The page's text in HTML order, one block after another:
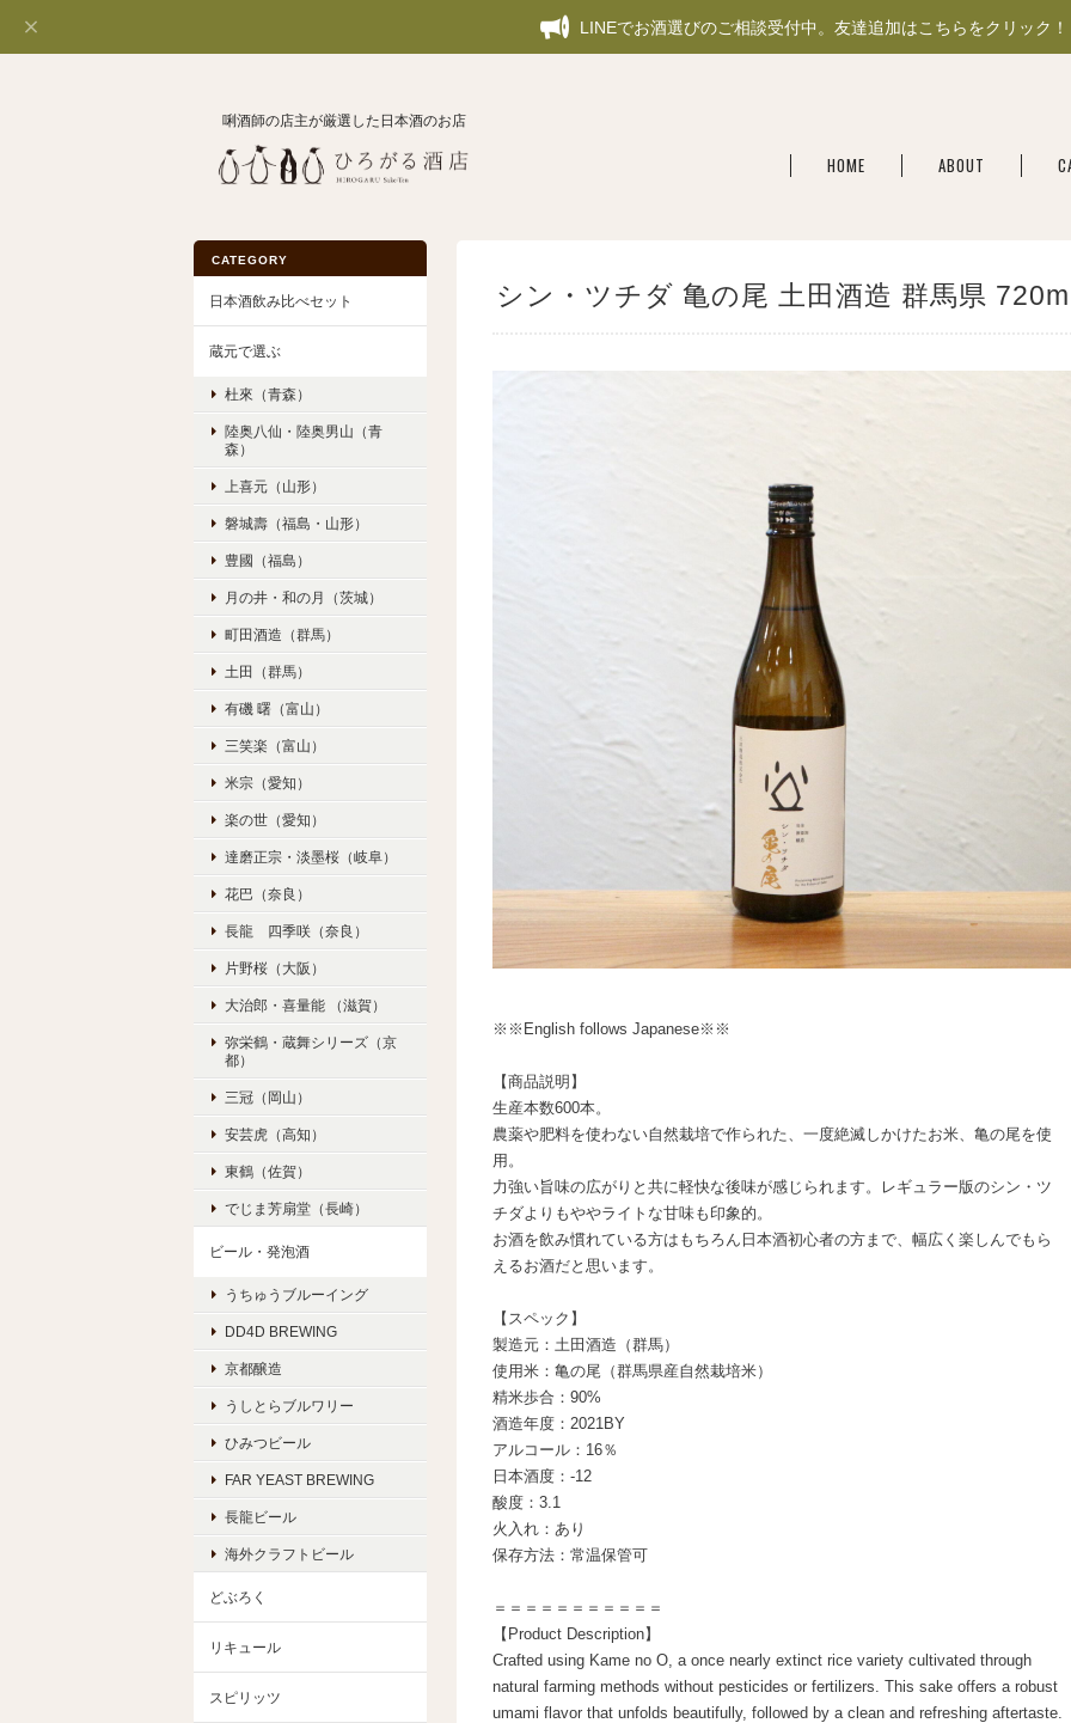
LINEでお酒選びのご相談受付中。友達追加はこちらをクリック！
唎酒師の店主が厳選した日本酒のお店
HOME ABOUT
シン・ツチダ 亀の尾 土田酒造 群馬県
※※English follows Japanese※※
【商品説明】
生産本数600本。
農薬や肥料を使わない自然栽培で作られた、一度絶滅しかけたお米、亀の尾を使
用。
力強い旨味の広がりと共に軽快な後味が感じられます。レギュラー版のシン・ツ
チダよりもややライトな甘味も印象的。
お酒を飲み慣れている方はもちろん日本酒初心者の方まで、幅広く楽しんでもら
えるお酒だと思います。
【スペック】
製造元：土田酒造（群馬）
使用米：亀の尾（群馬県産自然栽培米）
精米歩合：90%
酒造年度：2021BY
アルコール：16％
日本酒度：-12
酸度：3.1
火入れ：あり
保存方法：常温保管可
＝＝＝＝＝＝＝＝＝＝＝
【Product Description】
Crafted using Kame no O, a once nearly extinct rice variety cultivated through
natural farming methods without pesticides or fertilizers. This sake offers a robust
umami flavor that unfolds beautifully, followed by a clean and refreshing aftertaste.
CATEGORY
日本酒飲み比べセット
蔵元で選ぶ
杜來（青森）
陸奥八仙・陸奥男山（青
森）
上喜元（山形）
磐城壽（福島・山形）
豊國（福島）
月の井・和の月（茨城）
町田酒造（群馬）
土田（群馬）
有磯 曙（富山）
三笑楽（富山）
米宗（愛知）
楽の世（愛知）
達磨正宗・淡墨桜（岐阜）
花巴（奈良）
長龍 四季咲（奈良）
片野桜（大阪）
大治郎・喜量能 （滋賀）
弥栄鶴・蔵舞シリーズ（京
都）
三冠（岡山）
安芸虎（高知）
東鶴（佐賀）
でじま芳扇堂（長崎）
ビール・発泡酒
うちゅうブルーイング
DD4D BREWING
京都醸造
うしとらブルワリー
ひみつビール
FAR YEAST BREWING
長龍ビール
海外クラフトビール
どぶろく
リキュール
スピリッツ